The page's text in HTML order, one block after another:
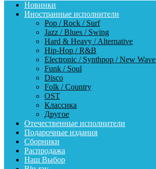
Новинки
Иностранные исполнители
Pop / Rock / Surf
Jazz / Blues / Swing
Hard & Heavy / Alternative
Hip-Hop / R&B
Electronic / Synthpop / New Wave
Funk / Soul
Disco
Folk / Country
OST
Классика
Другое
Отечественные исполнители
Подарочные издания
Сборники
Распродажа
Наш Выбор